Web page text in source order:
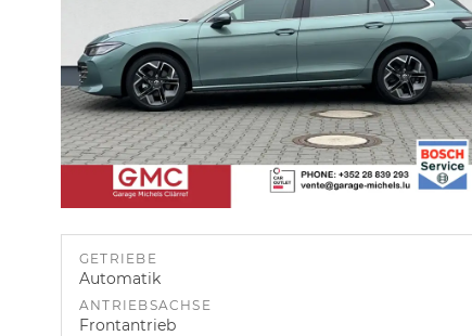
GETRIEBE
Automatik
ANTRIEBSACHSE
Frontantrieb